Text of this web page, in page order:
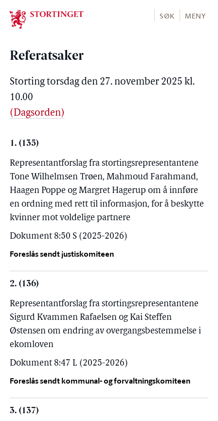
Stortinget.no
SØK MENY
Referatsaker
Storting torsdag den 27. november 2025 kl.
10.00
(Dagsorden)
1. (135)
Representantforslag fra stortingsrepresentantene
Tone Wilhelmsen Trøen, Mahmoud Farahmand,
Haagen Poppe og Margret Hagerup om å innføre
en ordning med rett til informasjon, for å beskytte
kvinner mot voldelige partnere
Dokument 8:50 S (2025-2026)
Foreslås sendt justiskomiteen
2. (136)
Representantforslag fra stortingsrepresentantene
Sigurd Kvammen Rafaelsen og Kai Steffen
Østensen om endring av overgangsbestemmelse i
ekomloven
Dokument 8:47 L (2025-2026)
Foreslås sendt kommunal- og forvaltningskomiteen
3. (137)